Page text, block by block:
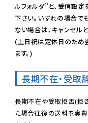
ルフォルダ”と、受信設
下さい。いずれの場合で
ない場合は、キャンセル
(土日祝は定休日のため
ます。)
長期不在・受取
長期不在や受取拒否(拒
た場合往復の送料を実